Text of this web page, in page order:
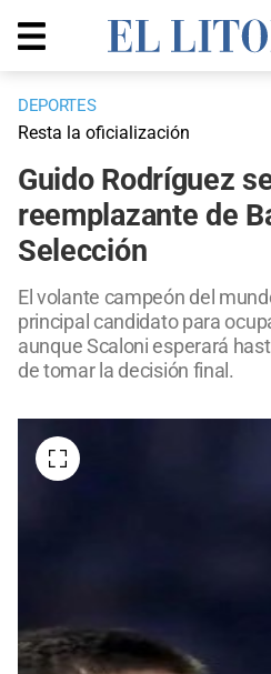
DEPORTES
Resta la oficialización
Guido Rodríguez
reemplazante de
Selección
El volante campeón del
principal candidato para
aunque Scaloni esperará
de tomar la decisión final.